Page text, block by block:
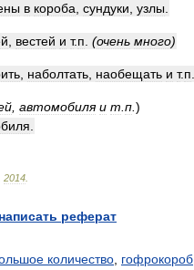
в короба сундуки узлы
вестей и т.п (очень много)
наболтать наобещать и т.п
автомобиля и т п )
2014
реферат
количество гофрокороб